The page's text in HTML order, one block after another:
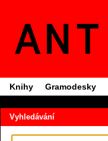
Knihy Gramodesky
Vyhledávání